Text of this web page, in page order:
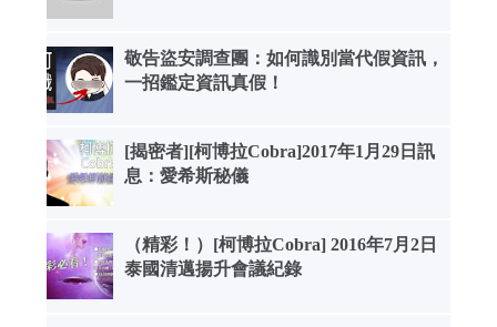
敬告盜安調查團：如何識別當代假資訊，
一招鑑定資訊真假！
[揭密者][柯博拉Cobra]2017年1月29日訊
息：愛希斯秘儀
（精彩！）[柯博拉Cobra] 2016年7月2日
泰國清邁揚升會議紀錄